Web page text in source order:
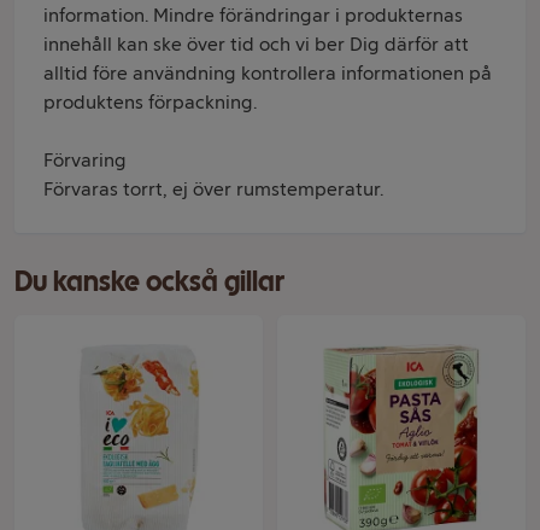
information. Mindre förändringar i produkternas
innehåll kan ske över tid och vi ber Dig därför att
alltid före användning kontrollera informationen på
produktens förpackning.
Förvaring
Förvaras torrt, ej över rumstemperatur.
Du kanske också gillar